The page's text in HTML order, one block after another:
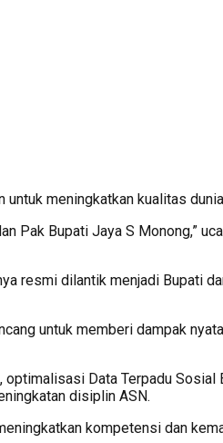
meningkatkan kualitas
Pak Bupati Jaya S Monong,”
resmi dilantik menjadi Bupati
untuk memberi dampak
Data Terpadu
disiplin ASN.
kompetensi dan